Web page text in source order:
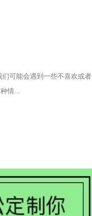
可能会遇到一些不喜欢或者
情...